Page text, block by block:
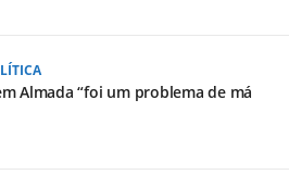
Almada “foi um problema de má